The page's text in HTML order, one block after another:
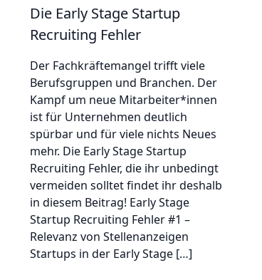
Die Early Stage Startup
Recruiting Fehler
Der Fachkräftemangel trifft viele
Berufsgruppen und Branchen. Der
Kampf um neue Mitarbeiter*innen
ist für Unternehmen deutlich
spürbar und für viele nichts Neues
mehr. Die Early Stage Startup
Recruiting Fehler, die ihr unbedingt
vermeiden solltet findet ihr deshalb
in diesem Beitrag! Early Stage
Startup Recruiting Fehler #1 –
Relevanz von Stellenanzeigen
Startups in der Early Stage […]